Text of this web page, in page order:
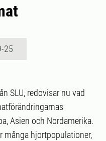
25
SLU, redovisar nu vad
Asien och Nordamerika.
många hjortpopulationer,